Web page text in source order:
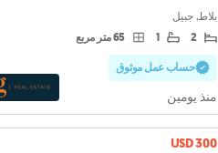
بلاط, جبيل
2
1 65 متر مربع
حساب عمل موثوق
منذ يومين
USD 300